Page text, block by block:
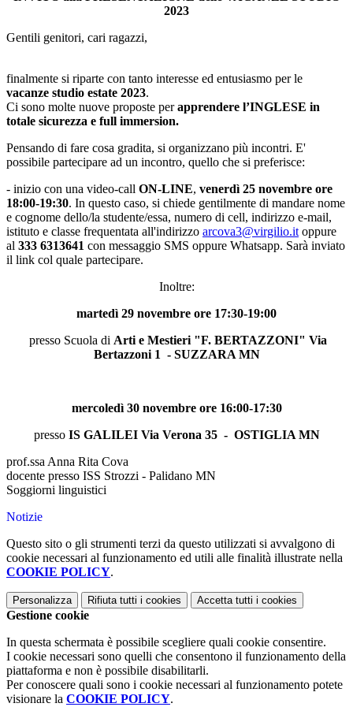
2023
Gentili genitori, cari ragazzi,
finalmente si riparte con tanto interesse ed entusiasmo per le
vacanze studio estate 2023.
Ci sono molte nuove proposte perapprendere l’INGLESE in
totale sicurezza e full immersion.
Pensando di fare cosa gradita, si organizzano più incontri. E'
possibile partecipare ad un incontro, quello che si preferisce:
- inizio con una video-call ON-LINE, venerdì 25 novembre ore
18:00-19:30. In questo caso, si chiede gentilmente di mandare nome
e cognome dello/la studente/essa, numero di cell, indirizzo e-mail,
istituto e classe frequentata all'indirizzo arcova3@virgilio.it oppure
al 333 6313641 con messaggio SMS oppure Whatsapp. Sarà inviato
il link col quale partecipare.
Inoltre:
martedì 29 novembre ore 17:30-19:00
presso Scuola di Arti e Mestieri "F. BERTAZZONI" Via
Bertazzoni 1 - SUZZARA MN
mercoledì 30 novembre ore 16:00-17:30
pressoIS GALILEI Via Verona 35 - OSTIGLIA MN
prof.ssa Anna Rita Cova
docente presso ISS Strozzi - Palidano MN
Soggiorni linguistici
Notizie
Questo sito o gli strumenti terzi da questo utilizzati si avvalgono di
cookie necessari al funzionamento ed utili alle finalità illustrate nella
COOKIE POLICY.
Personalizza Rifiuta tutti i cookies Accetta tutti i cookies
Gestione cookie
In questa schermata è possibile scegliere quali cookie consentire.
I cookie necessari sono quelli che consentono il funzionamento della
piattaforma e non è possibile disabilitarli.
Per conoscere quali sono i cookie necessari al funzionamento potete
visionare la COOKIE POLICY.